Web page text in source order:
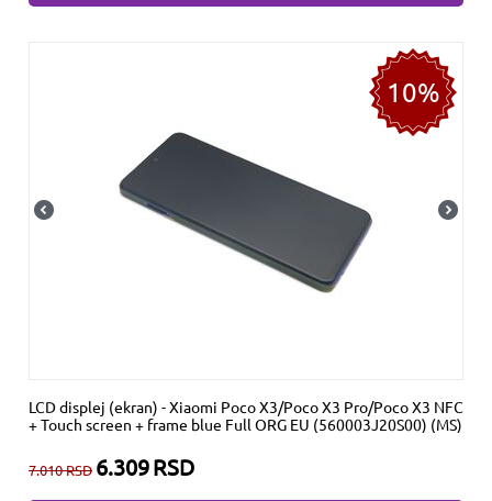
10%
LCD displej (ekran) - Xiaomi Poco X3/Poco X3 Pro/Poco X3 NFC
+ Touch screen + frame blue Full ORG EU (560003J20S00) (MS)
7.010RSD 6.309RSD